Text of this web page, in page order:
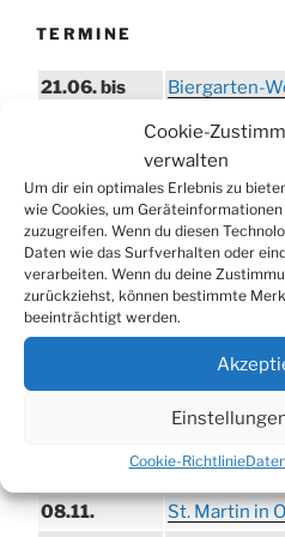
Cookie-
verwalten
Um dir ein optimales Erlebnis zu
wie Cookies, um
zuzugreifen. Wenn du diesen
Daten wie das Surfverhalten oder
verarbeiten. Wenn du deine
zurückziehst, können bestimmte
beeinträchtigt werden.
Cookie-Richtlinie
TERMINE
21.06. bis
Biergarten-
Trödelmarkt
29.08.
Sommerfest
06.09.
Beach-
13.09.
Wandertag
19.09.
ab 24.09.
Herbstbasar
08.11.
St. Martin in